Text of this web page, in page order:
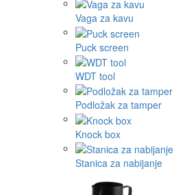
Vaga za kavu
Puck screen
WDT tool
Podložak za tamper
Knock box
Stanica za nabijanje